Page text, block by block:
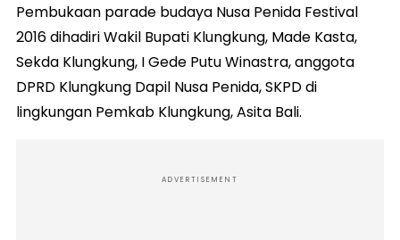
Pembukaan parade budaya Nusa Penida Festival
2016 dihadiri Wakil Bupati Klungkung, Made Kasta,
Sekda Klungkung, I Gede Putu Winastra, anggota
DPRD Klungkung Dapil Nusa Penida, SKPD di
lingkungan Pemkab Klungkung, Asita Bali.
ADVERTISEMENT